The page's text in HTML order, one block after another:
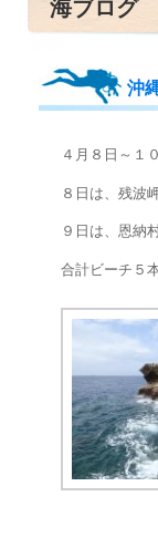
海ブログ
沖
４月８日～１
８日は、残波
９日は、恩納
合計ビーチ５